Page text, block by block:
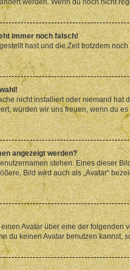
immer noch falsch!
hast und die Zeit trotzdem
nicht installiert oder niemand
würden wir uns freuen, wenn du
angezeigt werden?
stehen. Eines dieser
Bild wird auch als „Avatar“
Avatar über eine der
du keinen Avatar benutzen kannst,